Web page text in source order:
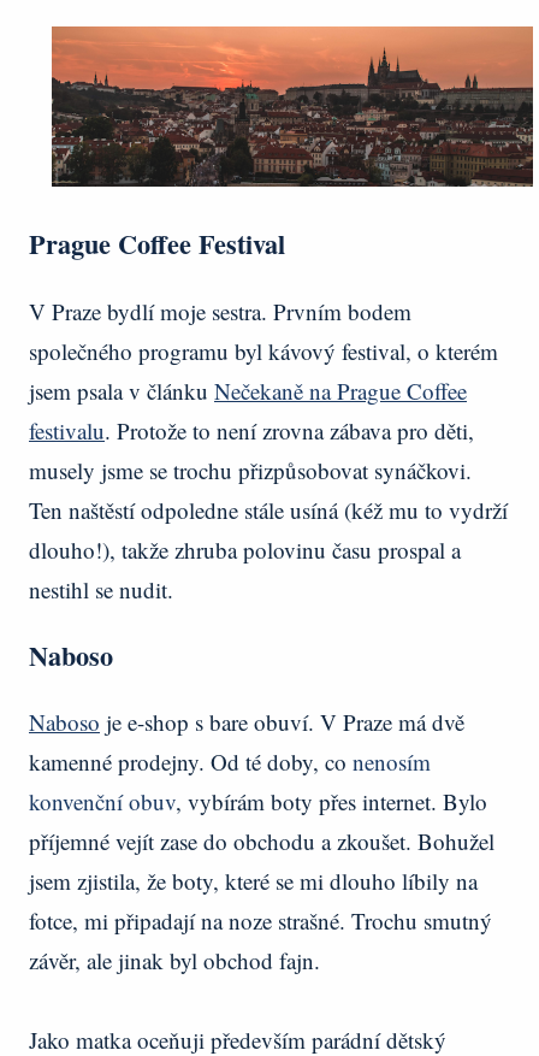
Prague Coffee Festival
V Praze bydlí moje sestra. Prvním bodem
společného programu byl kávový festival, o kterém
jsem psala v článku Nečekaně na Prague Coffee
festivalu. Protože to není zrovna zábava pro děti,
musely jsme se trochu přizpůsobovat synáčkovi.
Ten naštěstí odpoledne stále usíná (kéž mu to vydrží
dlouho!), takže zhruba polovinu času prospal a
nestihl se nudit.
Naboso
Naboso je e-shop s bare obuví. V Praze má dvě
kamenné prodejny. Od té doby, co nenosím
konvenční obuv, vybírám boty přes internet. Bylo
příjemné vejít zase do obchodu a zkoušet. Bohužel
jsem zjistila, že boty, které se mi dlouho líbily na
fotce, mi připadají na noze strašné. Trochu smutný
závěr, ale jinak byl obchod fajn.
Jako matka oceňuji především parádní dětský